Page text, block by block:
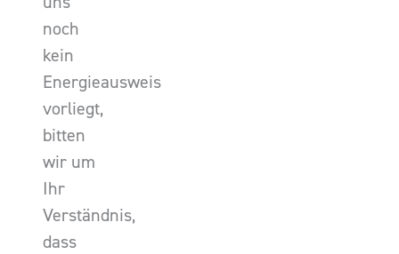
noch
kein
Energieausweis
vorliegt,
bitten
wir um
Ihr
Verständnis,
dass